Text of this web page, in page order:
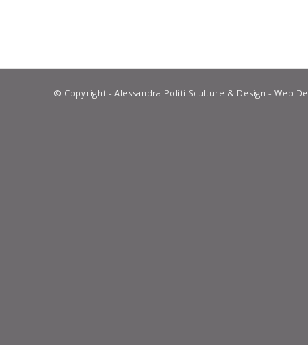
© Copyright - Alessandra Politi Sculture & Design - Web